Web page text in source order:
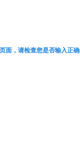
面，请检查您是否输入正确